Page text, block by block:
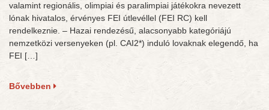
valamint regionális, olimpiai és paralimpiai játékokra nevezett
lónak hivatalos, érvényes FEI útlevéllel (FEI RC) kell
rendelkeznie. – Hazai rendezésű, alacsonyabb kategóriájú
nemzetközi versenyeken (pl. CAI2*) induló lovaknak elegendő, ha
FEI […]
Bővebben